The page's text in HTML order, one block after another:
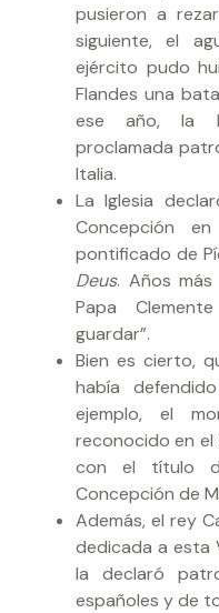
pusieron a
siguiente, el
ejército pudo
Flandes una
ese año, la
proclamada
Italia.
La Iglesia
Concepción
pontificado de
Deus. Años
Papa
guardar”.
Bien es cierto,
había
ejemplo, el
reconocido en el
con el título
Concepción de
Además, el rey
dedicada a esta
la declaró
españoles y de